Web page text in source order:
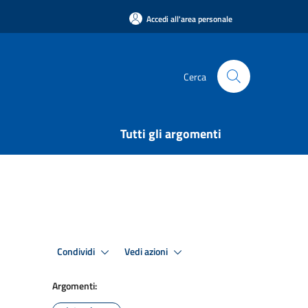
Accedi all'area personale
Cerca
Tutti gli argomenti
Condividi Vedi azioni
Argomenti: